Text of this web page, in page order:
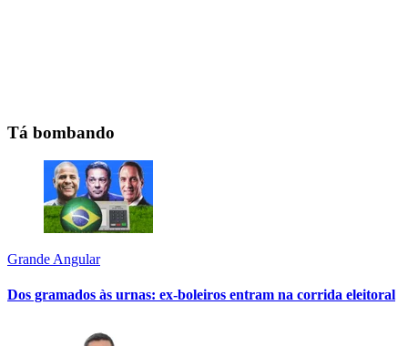
Tá bombando
Grande Angular
Dos gramados às urnas: ex-boleiros entram na corrida eleitoral